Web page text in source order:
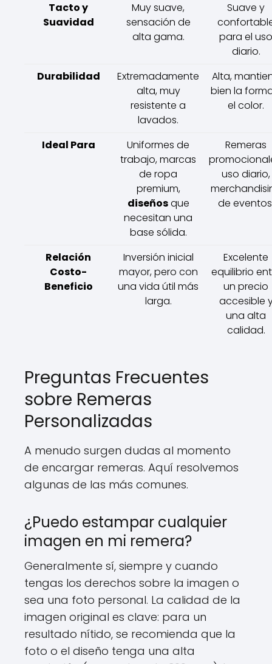
Tacto y
Suavidad
Muy suave,
sensación de
alta gama.
Suave y
para el uso
diario.
Durabilidad
Extremadamente
alta, muy
resistente a
lavados.
Alta,
bien la
el color.
Ideal Para
Uniformes de
trabajo, marcas
de ropa
premium,
diseñosque
necesitan una
base sólida.
Remeras
uso diario,
de
Relación
Costo-
Beneficio
Inversión inicial
mayor, pero con
una vida útil más
larga.
Excelente
equilibrio
un precio
accesible
una alta
calidad.
Preguntas Frecuentes
sobre Remeras
Personalizadas
A menudo surgen dudas al momento
de encargar remeras. Aquí resolvemos
algunas de las más comunes.
¿Puedo estampar cualquier
imagen en mi remera?
Generalmente sí, siempre y cuando
tengas los derechos sobre la imagen o
sea una foto personal. La calidad de la
imagen original es clave: para un
resultado nítido, se recomienda que la
foto o el diseño tenga una alta